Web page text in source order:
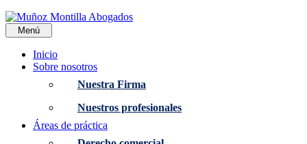
Menú
Inicio
Sobre nosotros
Nuestra Firma
Nuestros profesionales
Áreas de práctica